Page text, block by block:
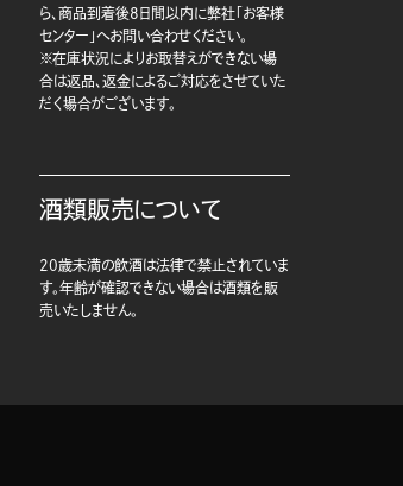
ら、商品到着後8日間以内に弊社「お客様
センター」へお問い合わせください。
※在庫状況によりお取替えができない場
合は返品、返金によるご対応をさせていた
だく場合がございます。
酒類販売について
20歳未満の飲酒は法律で禁止されていま
す。年齢が確認できない場合は酒類を販
売いたしません。